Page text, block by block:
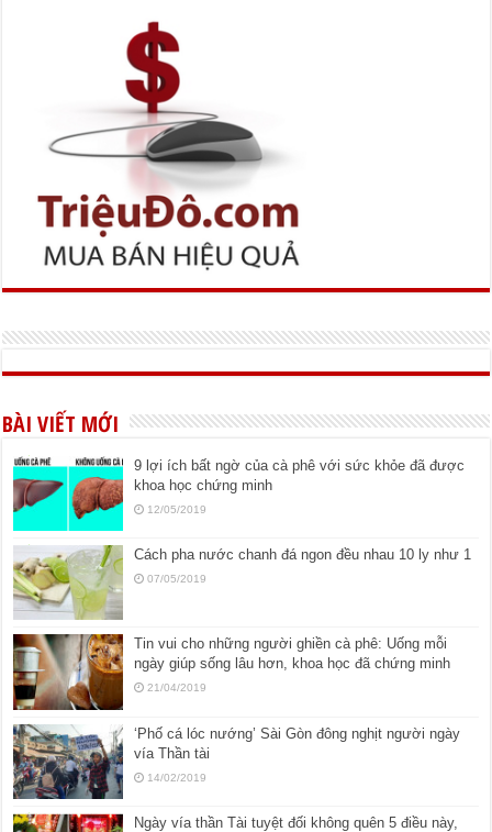
BÀI VIẾT MỚI
9 lợi ích bất ngờ của cà phê với sức khỏe đã được
khoa học chứng minh
12/05/2019
Cách pha nước chanh đá ngon đều nhau 10 ly như 1
07/05/2019
Tin vui cho những người ghiền cà phê: Uống mỗi
ngày giúp sống lâu hơn, khoa học đã chứng minh
21/04/2019
‘Phố cá lóc nướng’ Sài Gòn đông nghịt người ngày
vía Thần tài
14/02/2019
Ngày vía thần Tài tuyệt đối không quên 5 điều này,